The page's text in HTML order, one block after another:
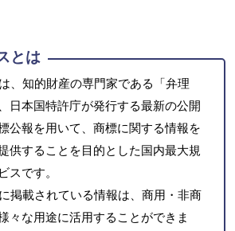
とは
、知的財産の専門家である「弁理
日本国特許庁が発行する最新の公開
公報を用いて、商標に関する情報を
供することを目的とした国内最大規
スです。
掲載されている情報は、商用・非商
々な用途に活用することができま